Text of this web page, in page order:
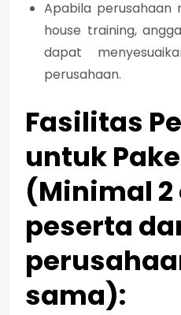
Apabila perusahaan
house training,
dapat
perusahaan.
Fasilitas
untuk
(Minimal 2
peserta
sama):